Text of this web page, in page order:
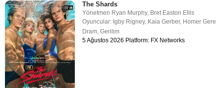
The Shards
Yönetmen Ryan Murphy, Bret Easton Ellis
Oyuncular: Igby Rigney, Kaia Gerber, Homer Gere
Dram,Gerilim
5 Ağustos 2026 Platform: FX Networks